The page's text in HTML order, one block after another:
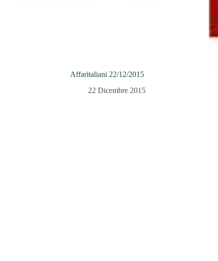
Affaritaliani 22/12/2015
22 Dicembre 2015